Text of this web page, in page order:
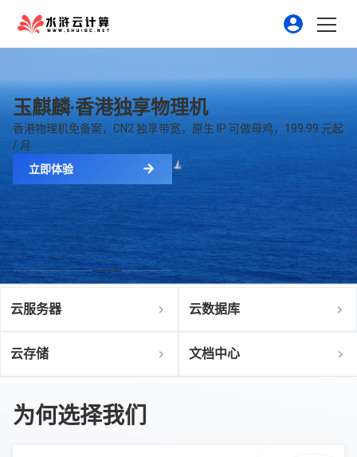
玉麒麟·香港独享物理机
香港物理机免备案，CN2 独享带宽，原生 IP 可做母鸡，199.99 元起
/ 月
立即体验
云服务器 云数据库
云存储 文档中心
为何选择我们